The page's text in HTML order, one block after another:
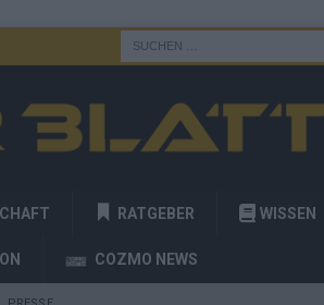
RATGEBER WISSEN
COZMO NEWS